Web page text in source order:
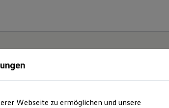
Webseite zu ermöglichen und unsere